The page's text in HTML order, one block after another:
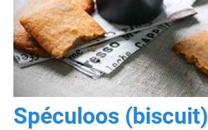
Spéculoos (biscuit)